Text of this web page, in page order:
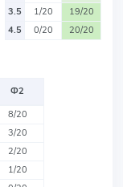
3.5
1/20
19/20
4.5
0/20 20/20
Ф2
8/20
3/20
2/20
1/20